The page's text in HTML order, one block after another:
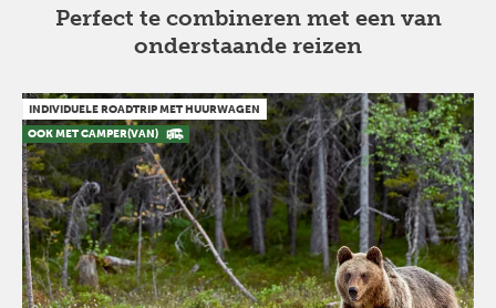
Perfect te combineren met een van
onderstaande reizen
INDIVIDUELE ROADTRIP MET HUURWAGEN
OOK MET CAMPER(VAN)
Previous Next